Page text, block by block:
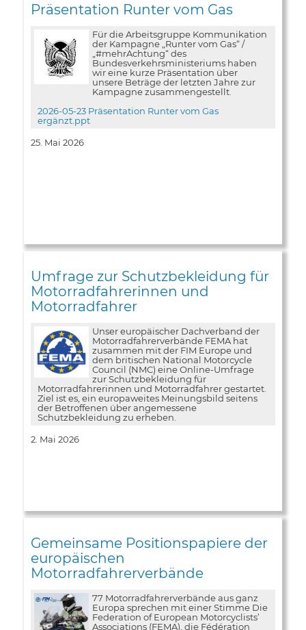
Präsentation Runter vom Gas
Für die Arbeitsgruppe Kommunikation
der Kampagne „Runter vom Gas“ /
„#mehrAchtung“ des
Bundesverkehrsministeriums haben
wir eine kurze Präsentation über
unsere Beträge der letzten Jahre zur
Kampagne zusammengestellt.
2026-05-23 Präsentation Runter vom Gas
ergänzt.ppt
25. Mai 2026
Umfrage zur Schutzbekleidung für
Motorradfahrerinnen und
Motorradfahrer
Unser europäischer Dachverband der
Motorradfahrerverbände FEMA hat
zusammen mit der FIM Europe und
dem britischen National Motorcycle
Council (NMC) eine Online-Umfrage
zur Schutzbekleidung für
Motorradfahrerinnen und Motorradfahrer gestartet.
Ziel ist es, ein europaweites Meinungsbild seitens
der Betroffenen über angemessene
Schutzbekleidung zu erheben.
2. Mai 2026
Gemeinsame Positionspapiere der
europäischen
Motorradfahrerverbände
77 Motorradfahrerverbände aus ganz
Europa sprechen mit einer Stimme Die
Federation of European Motorcyclists’
Associations (FEMA), die Fédération